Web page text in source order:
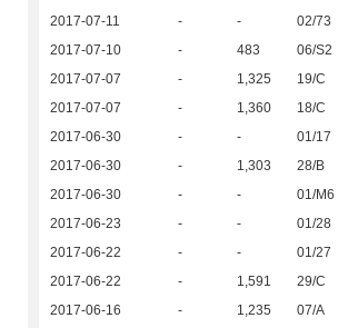
2017-07-11
- - 02/73
2017-07-10
- 483 06/S2
2017-07-07
- 1,325 19/C
2017-07-07
- 1,360 18/C
2017-06-30
- - 01/17
2017-06-30
- 1,303 28/B
2017-06-30
- - 01/M6
2017-06-23
- - 01/28
2017-06-22
- - 01/27
2017-06-22
- 1,591 29/C
2017-06-16
- 1,235 07/A